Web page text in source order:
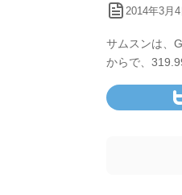
2014年3月4
サムスンは、
からで、